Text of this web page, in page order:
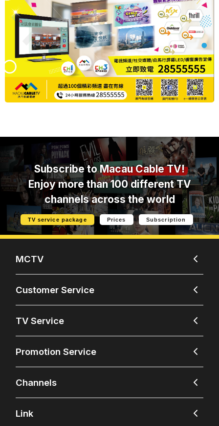
Subscribe toMacau Cable TV!
Enjoy more than 100 different TV
channels across the world
TV service package Prices Subscription
MCTV
Customer Service
TV Service
Promotion Service
Channels
Link